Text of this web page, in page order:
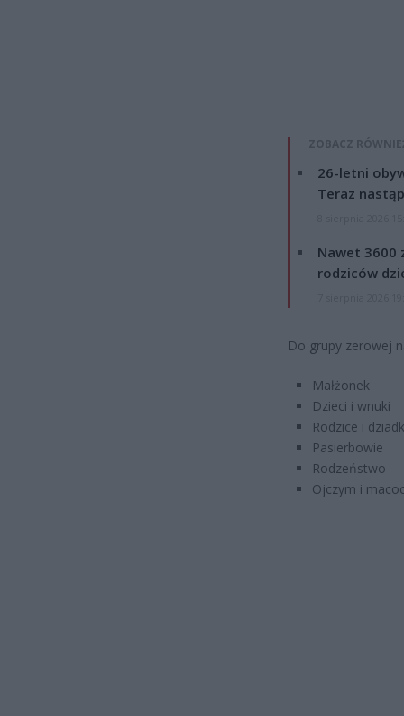
ZOBACZ
26-letni
Teraz
Nawet 3600
rodziców
Do grupy zerowej
Małżonek
Dzieci i wnuki
Rodzice i
Pasierbowie
Rodzeństwo
Ojczym i